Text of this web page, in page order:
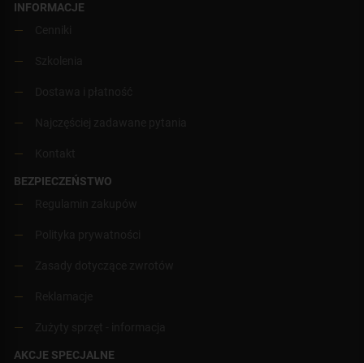
INFORMACJE
BEZPIECZEŃSTWO
AKCJE SPECJALNE